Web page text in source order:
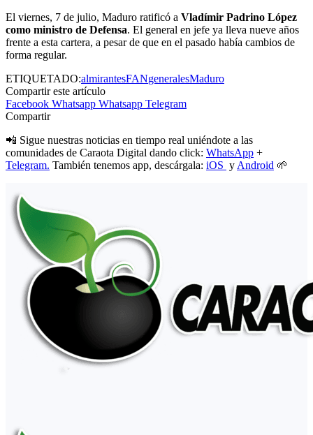
El viernes, 7 de julio, Maduro ratificó a Vladímir Padrino López
como ministro de Defensa. El general en jefe ya lleva nueve años
frente a esta cartera, a pesar de que en el pasado había cambios de
forma regular.
ETIQUETADO:almirantesFANgeneralesMaduro
Compartir este artículo
Facebook Whatsapp Whatsapp Telegram
Compartir
📲 Sigue nuestras noticias en tiempo real uniéndote a las
comunidades de Caraota Digital dando click: WhatsApp +
Telegram. También tenemos app, descárgala: iOS y Android 🌱